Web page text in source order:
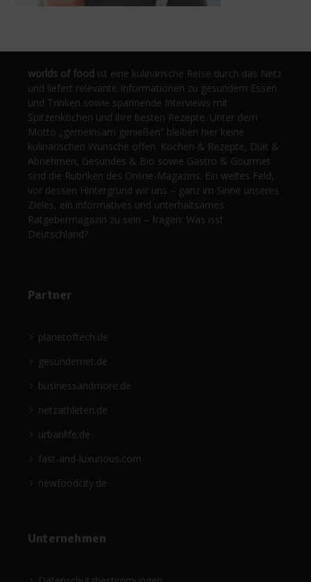
worlds of food ist eine kulinarische Reise durch das Netz
und liefert relevante Informationen zu gesundem Essen
und Trinken sowie spannende Interviews mit
Spitzenköchen und ihre besten Rezepte. Unter dem
Motto „gemeinsam genießen“ bleiben hier keine
kulinarischen Wünsche offen. Kochen & Rezepte, Diät &
Abnehmen, Gesundes & Bio sowie Gastro & Gourmet
sind die Rubriken des Online-Magazins. Ein weites Feld,
vor dessen Hintergrund wir uns – ganz im Sinne unseres
Zieles, ein informatives und unterhaltsames
Ratgebermagazin zu sein – fragen: Was isst
Deutschland?
Partner
planetoftech.de
gesündernet.de
businessandmore.de
netzathleten.de
urbanlife.de
fast-and-luxurious.com
newfoodcity.de
Unternehmen